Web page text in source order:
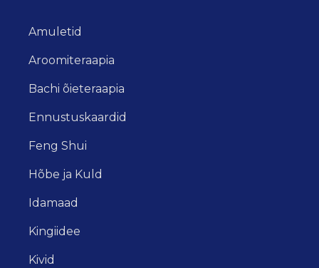
Amuletid
Aroomiteraapia
Bachi õieteraapia
Ennustuskaardid
Feng Shui
Hõbe ja Kuld
Idamaad
Kingiidee
Kivid